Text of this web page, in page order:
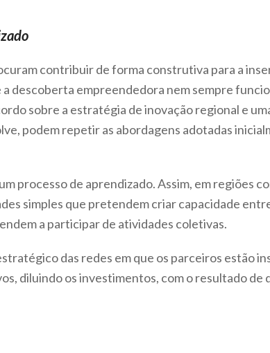
contribuir de forma construtiva para a
descoberta empreendedora nem sempre
sobre a estratégia de inovação regional e
podem repetir as abordagens adotadas
processo de aprendizado. Assim, em regiões
simples que pretendem criar capacidade
a participar de atividades coletivas.
das redes em que os parceiros estão
diluindo os investimentos, com o resultado de